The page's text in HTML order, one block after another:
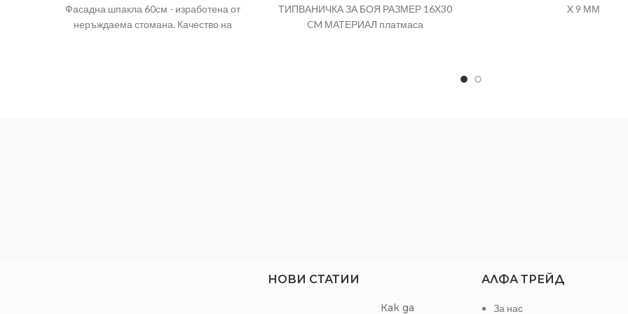
Фасадна шпакла 60см - изработена от
неръждаема стомана. Качество на
ТИПВАНИЧКА ЗА БОЯ РАЗМЕР 16X30
CM МАТЕРИАЛ платмаса
X 9 ММ
НОВИ СТАТИИ
Как да
АЛФА ТРЕЙД
За нас